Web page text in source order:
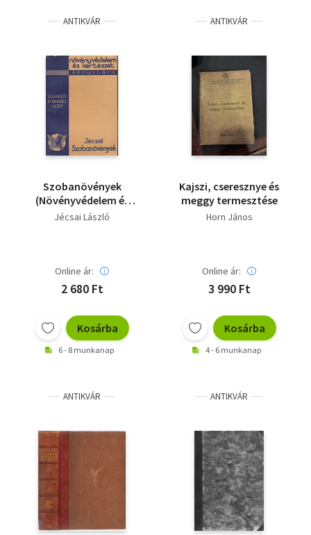
ANTIKVÁR
Szobanövények
(Növényvédelem és
Kertészet Könyvtára)
Jécsai László
Online ár:
2 680 Ft
Kosárba
6 - 8 munkanap
ANTIKVÁR
Kajszi, cseresznye és
meggy termesztése
Horn János
Online ár:
3 990 Ft
Kosárba
4 - 6 munkanap
ANTIKVÁR ANTIKVÁR